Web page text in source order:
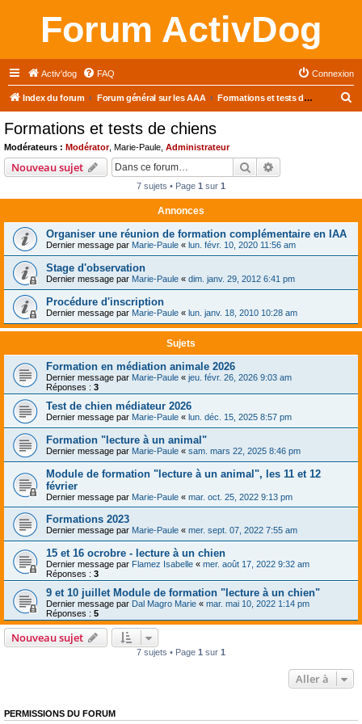
Forum ActivDog
Activ'dog FAQ Connexion
Index du forum Forum général sur les AAA Formations et tests de chiens
Formations et tests de chiens
Modérateurs : Modérator, Marie-Paule Administrateur
Nouveau sujet Rechercher
7 sujets • Page 1 sur 1
Annonces
Organiser une réunion de formation complémentaire en IAA
Dernier message par Marie-Paule « lun. févr. 10, 2020 11:56 am
Stage d'observation
Dernier message par Marie-Paule « dim. janv. 29, 2012 6:41 pm
Procédure d'inscription
Dernier message par Marie-Paule « lun. janv. 18, 2010 10:28 am
Sujets
Formation en médiation animale 2026
Dernier message par Marie-Paule « jeu. févr. 26, 2026 9:03 am
Réponses : 3
Test de chien médiateur 2026
Dernier message par Marie-Paule « lun. déc. 15, 2025 8:57 pm
Formation "lecture à un animal"
Dernier message par Marie-Paule « sam. mars 22, 2025 8:46 pm
Module de formation "lecture à un animal", les 11 et 12
février
Dernier message par Marie-Paule « mar. oct. 25, 2022 9:13 pm
Formations 2023
Dernier message par Marie-Paule « mer. sept. 07, 2022 7:55 am
15 et 16 ocrobre - lecture à un chien
Dernier message par Flamez Isabelle « mer. août 17, 2022 9:32 am
Réponses : 3
9 et 10 juillet Module de formation "lecture à un chien"
Dernier message par Dal Magro Marie « mar. mai 10, 2022 1:14 pm
Réponses : 5
Nouveau sujet
7 sujets • Page 1 sur 1
Aller à
PERMISSIONS DU FORUM